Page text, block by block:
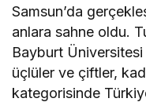
Samsun’da
anlara sahne oldu.
Bayburt Üniversitesi
üçlüler ve çiftler,
kategorisinde